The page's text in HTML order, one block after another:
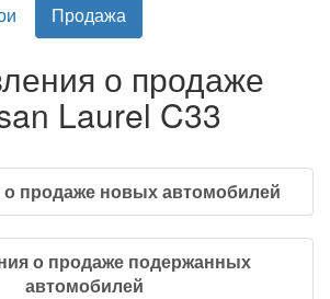
Продажа
о продаже
Laurel C33
продаже новых автомобилей
о продаже подержанных
автомобилей